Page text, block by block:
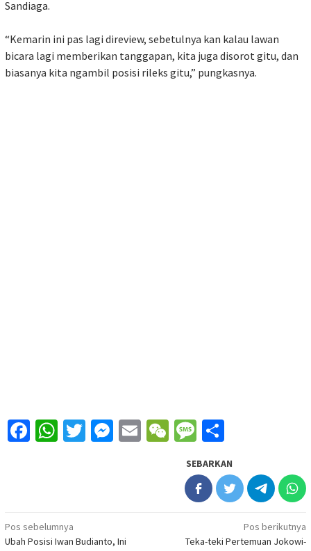
Sandiaga.
“Kemarin ini pas lagi direview, sebetulnya kan kalau lawan
bicara lagi memberikan tanggapan, kita juga disorot gitu, dan
biasanya kita ngambil posisi rileks gitu,” pungkasnya.
Facebook
WhatsApp
Twitter
Messenger
EmailWeChatMessage
SEBARKAN
Navigasi
Pos sebelumnya
Ubah Posisi Iwan Budianto, Ini
Pos berikutnya
Teka-teki Pertemuan Jokowi-